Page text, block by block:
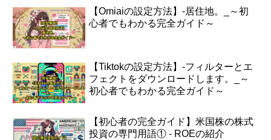
【Omiaiの設定方法】-居住地。_～初
心者でもわかる完全ガイド～
【Tiktokの設定方法】-フィルターとエ
フェクトをダウンロードします。_～
初心者でもわかる完全ガイド～
【初心者の完全ガイド】米国株の株式
投資の専門用語① - ROEの紹介